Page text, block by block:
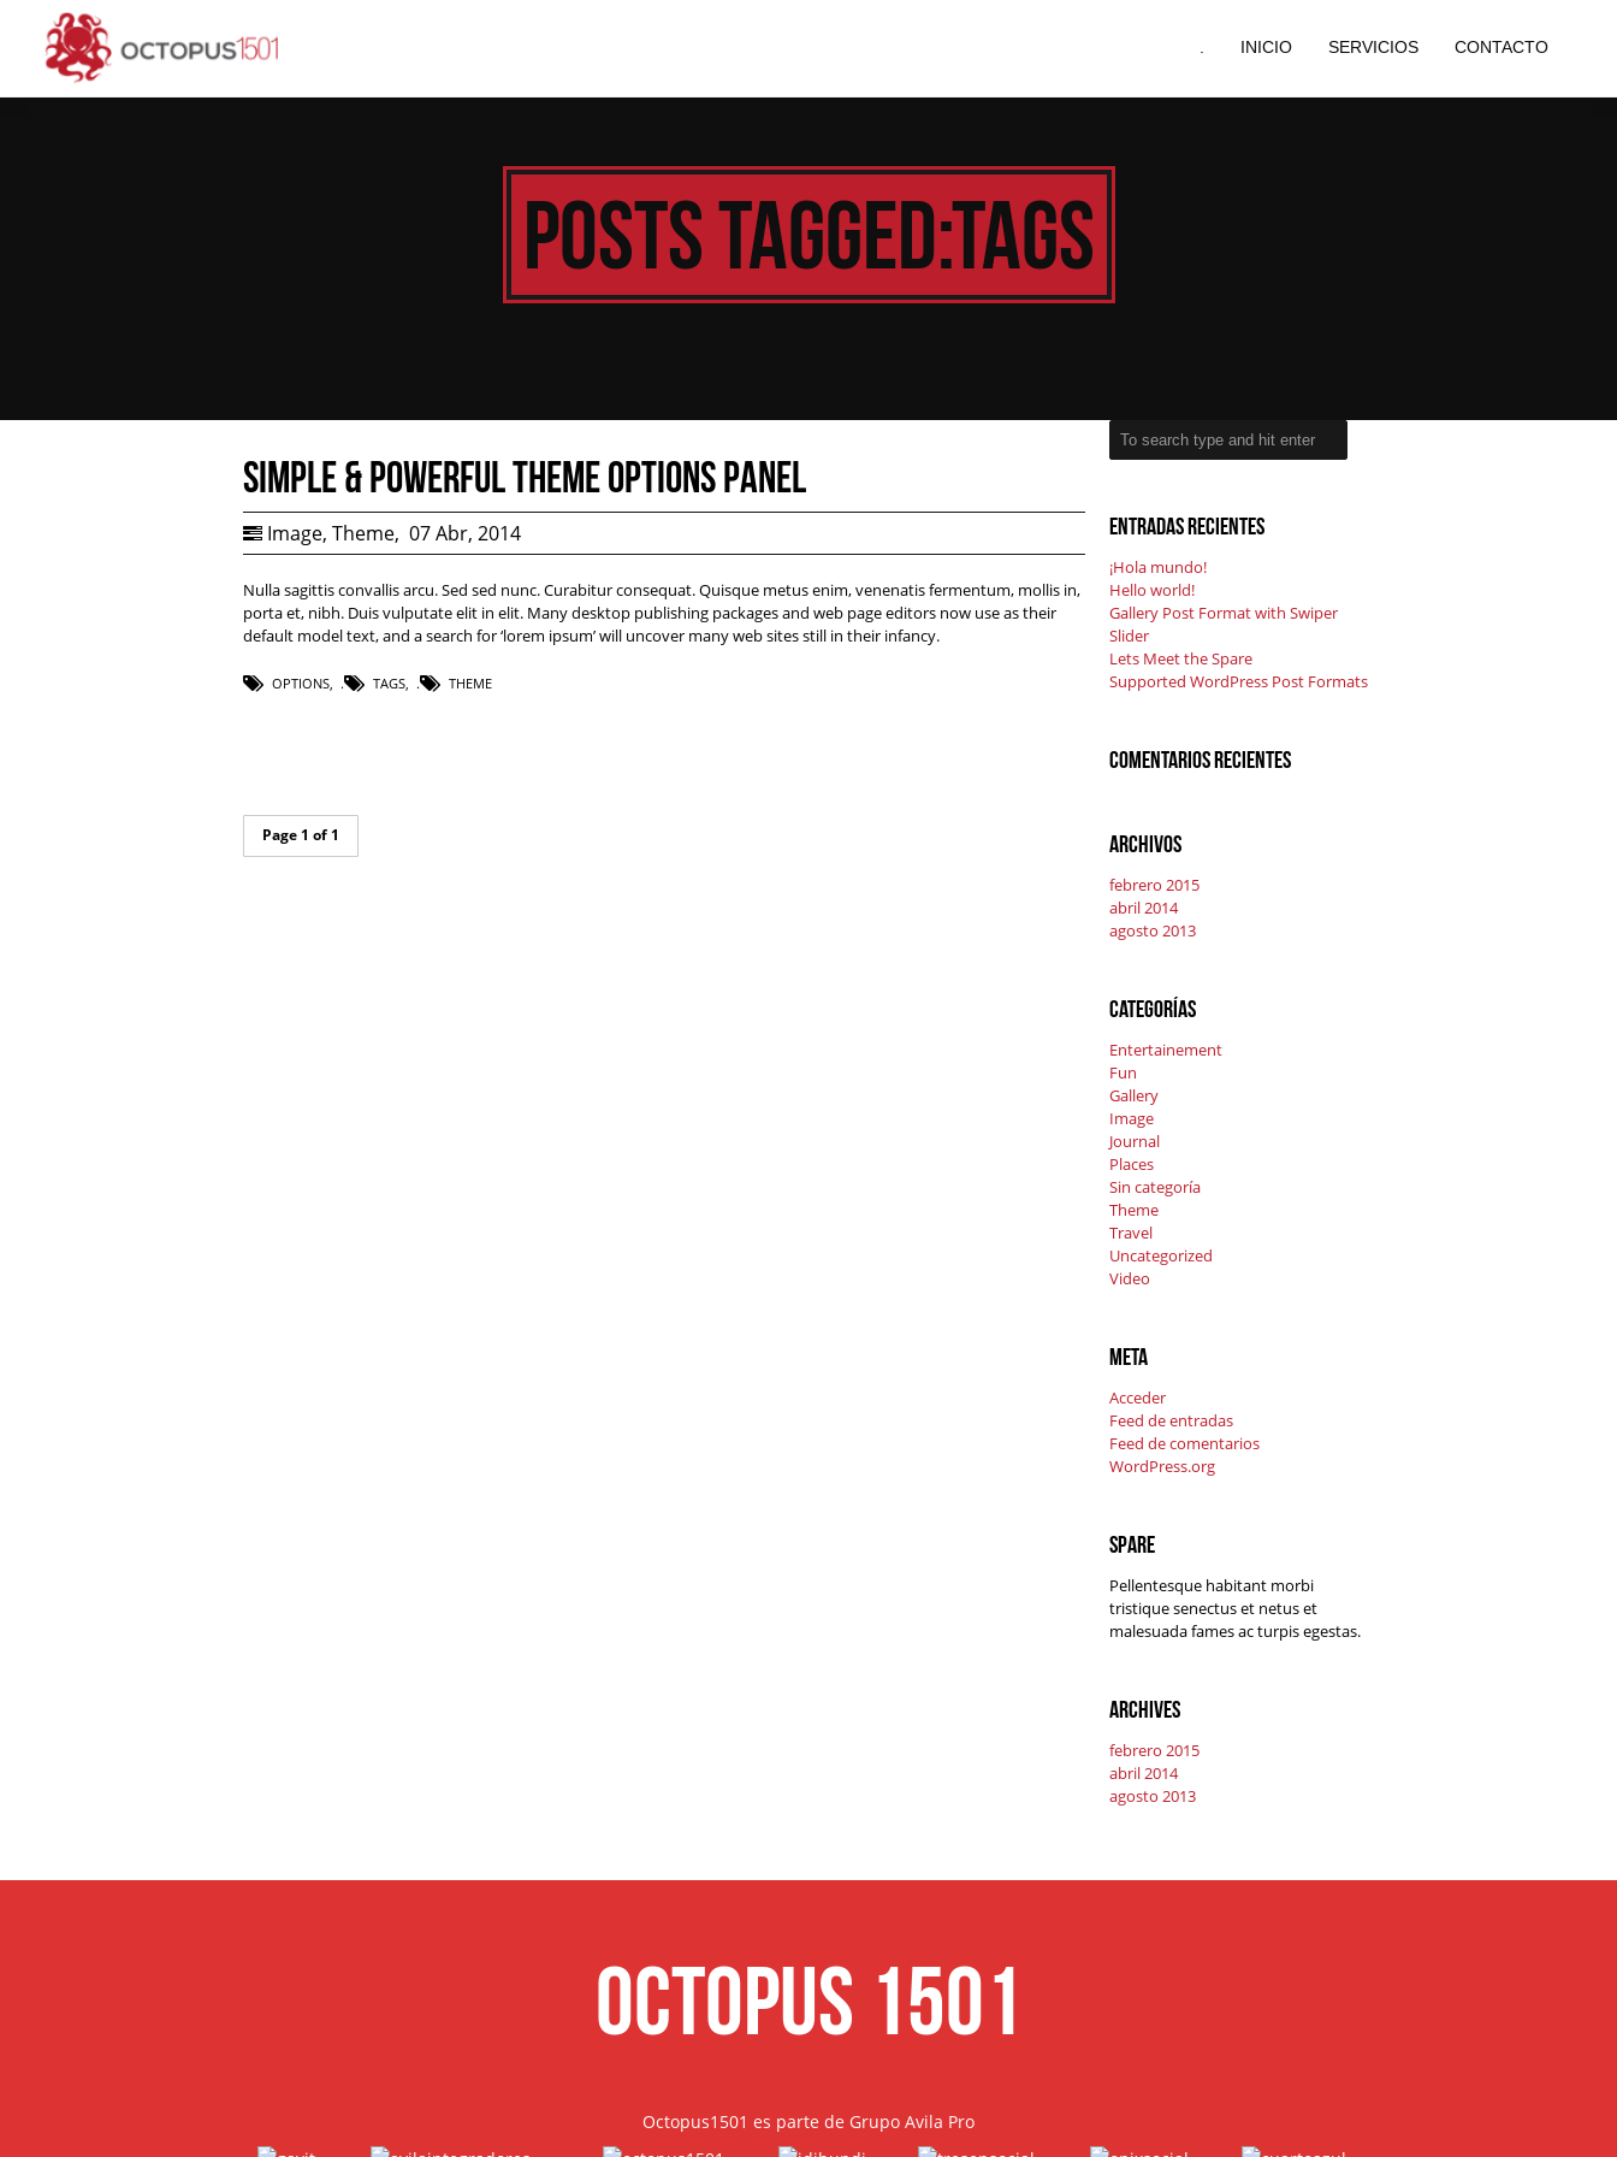
INICIO SERVICIOS CONTACTO
Posts Tagged:Tags
Simple & Powerful Theme Options Panel
Image, Theme, 07 Abr, 2014
Nulla sagittis convallis arcu. Sed sed nunc. Curabitur consequat. Quisque metus enim, venenatis fermentum, mollis in,
porta et, nibh. Duis vulputate elit in elit. Many desktop publishing packages and web page editors now use as their
default model text, and a search for ‘lorem ipsum’ will uncover many web sites still in their infancy.
OPTIONS, TAGS, THEME
Page 1 of 1
Entradas recientes
¡Hola mundo!
Hello world!
Gallery Post Format with Swiper
Slider
Lets Meet the Spare
Supported WordPress Post Formats
Comentarios recientes
Archivos
febrero 2015
abril 2014
agosto 2013
Categorías
Entertainement
Fun
Gallery
Image
Journal
Places
Sin categoría
Theme
Travel
Uncategorized
Video
Meta
Acceder
Feed de entradas
Feed de comentarios
WordPress.org
Spare
Pellentesque habitant morbi
tristique senectus et netus et
malesuada fames ac turpis egestas.
Archives
febrero 2015
abril 2014
agosto 2013
Octopus 1501
Octopus1501 es parte de Grupo Avila Pro